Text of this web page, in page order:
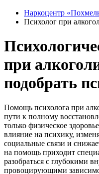
Наркоцентр
Психолог при
при
подобрать
Помощь психолога при
пути к полному
только физическое
влияние на психику,
социальные связи и
на помощь приходит
разобраться с глубокими
провоцирующими